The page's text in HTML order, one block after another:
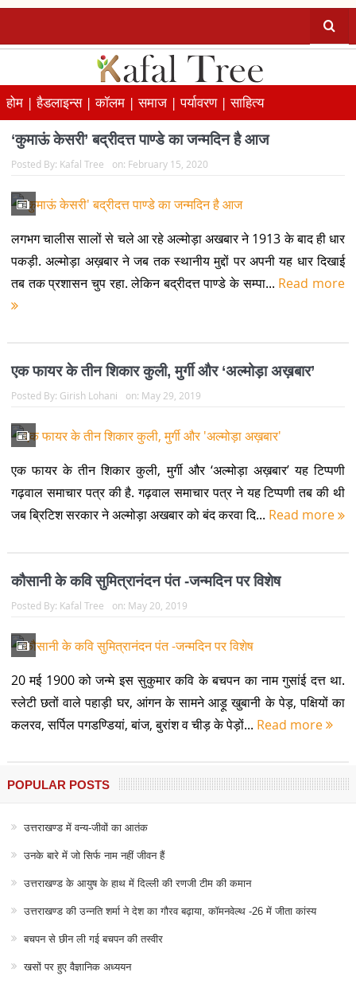
होम |हैडलाइन्स |कॉलम |समाज |पर्यावरण |साहित्य
‘कुमाऊं केसरी’ बद्रीदत्त पाण्डे का जन्मदिन है आज
Posted By: Kafal Tree on: February 15, 2020
लगभग चालीस सालों से चले आ रहे अल्मोड़ा अखबार ने 1913 के बाद ही धार
पकड़ी. अल्मोड़ा अख़बार ने जब तक स्थानीय मुद्दों पर अपनी यह धार दिखाई
तब तक प्रशासन चुप रहा. लेकिन बद्रीदत्त पाण्डे के सम्पा... Read more
एक फायर के तीन शिकार कुली, मुर्गी और ‘अल्मोड़ा अख़बार’
Posted By: Girish Lohani on: May 29, 2019
एक फायर के तीन शिकार कुली, मुर्गी और ‘अल्मोड़ा अख़बार’ यह टिप्पणी
गढ़वाल समाचार पत्र की है. गढ़वाल समाचार पत्र ने यह टिप्पणी तब की थी
जब ब्रिटिश सरकार ने अल्मोड़ा अखबार को बंद करवा दि... Read more
कौसानी के कवि सुमित्रानंदन पंत -जन्मदिन पर विशेष
Posted By: Kafal Tree on: May 20, 2019
20 मई 1900 को जन्मे इस सुकुमार कवि के बचपन का नाम गुसांई दत्त था.
स्लेटी छतों वाले पहाड़ी घर, आंगन के सामने आड़ू खुबानी के पेड़, पक्षियों का
कलरव, सर्पिल पगडण्डियां, बांज, बुरांश व चीड़ के पेड़ों... Read more
POPULAR POSTS
उत्तराखण्ड में वन्य-जीवों का आतंक
उनके बारे में जो सिर्फ नाम नहीं जीवन हैं
उत्तराखण्ड के आयुष के हाथ में दिल्ली की रणजी टीम की कमान
उत्तराखण्ड की उन्नति शर्मा ने देश का गौरव बढ़ाया, कॉमनवेल्थ -26 में जीता कांस्य
बचपन से छीन ली गई बचपन की तस्वीर
खसों पर हुए वैज्ञानिक अध्ययन